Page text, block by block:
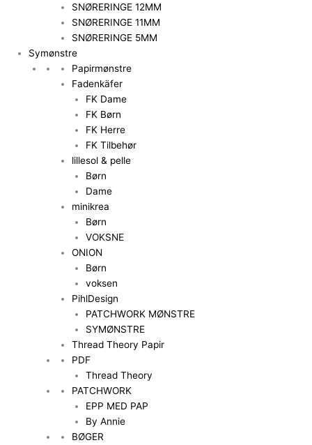
SNØRERINGE 12MM
SNØRERINGE 11MM
SNØRERINGE 5MM
Symønstre
Papirmønstre
Fadenkäfer
FK Dame
FK Børn
FK Herre
FK Tilbehør
lillesol & pelle
Børn
Dame
minikrea
Børn
VOKSNE
ONION
Børn
voksen
PihlDesign
PATCHWORK MØNSTRE
SYMØNSTRE
Thread Theory Papir
PDF
Thread Theory
PATCHWORK
EPP MED PAP
By Annie
BØGER